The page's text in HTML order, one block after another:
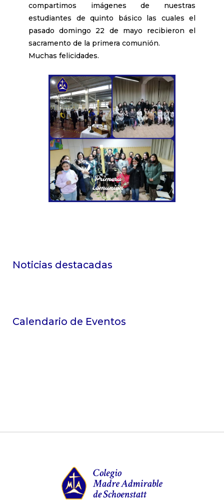
compartimos imágenes de nuestras
estudiantes de quinto básico las cuales el
pasado domingo 22 de mayo recibieron el
sacramento de la primera comunión.
Muchas felicidades.
Noticias destacadas
Calendario de Eventos